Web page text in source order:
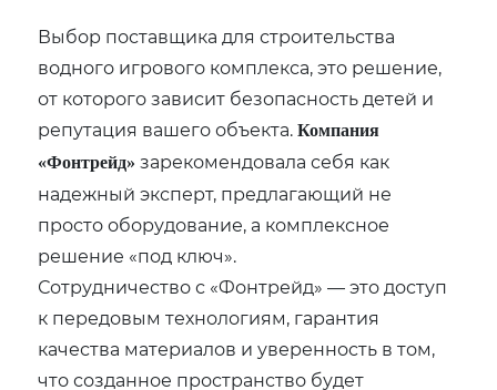
Выбор поставщика для строительства
водного игрового комплекса, это решение,
от которого зависит безопасность детей и
репутация вашего объекта.Компания
«Фонтрейд» зарекомендовала себя как
надежный эксперт, предлагающий не
просто оборудование, а комплексное
решение «под ключ».
Сотрудничество с «Фонтрейд» — это доступ
к передовым технологиям, гарантия
качества материалов и уверенность в том,
что созданное пространство будет